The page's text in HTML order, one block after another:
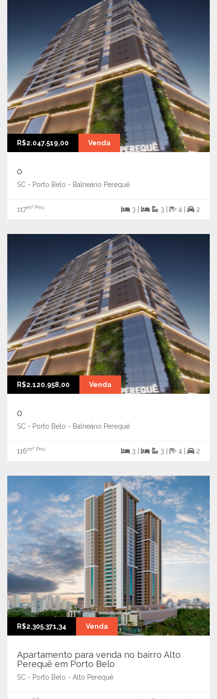
R$2.047.519,00 Venda
0
SC - Porto Belo - Balneário Perequê
117m² Priv. 3 | 3 | 4 | 2
R$2.120.958,00 Venda
0
SC - Porto Belo - Balneário Perequê
116m² Priv. 3 | 3 | 4 | 2
R$2.305.371,34 Venda
Apartamento para venda no bairro Alto
Perequê em Porto Belo
SC - Porto Belo - Alto Perequê